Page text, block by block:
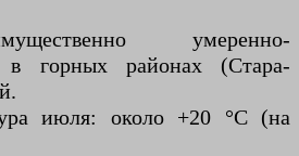
умеренно-
в горных районах (Стара-
июля: около +20 °C (на